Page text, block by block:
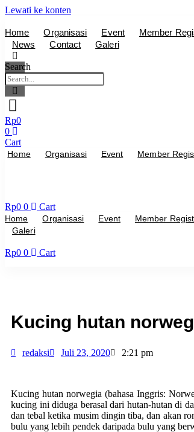
Lewati ke konten
Home Organisasi Event Member
News
Contact Galeri
Search
Rp0
0
Cart
Home Organisasi Event Member
Rp0 0 Cart
Home Organisasi Event Member
Galeri
Rp0 0 Cart
Kucing hutan
redaksi Juli 23, 2020 2:21 pm
Kucing hutan norwegia (bahasa Inggris:
kucing ini diduga berasal dari hutan-hutan di
dan tebal ketika musim dingin tiba, dan akan
bulu yang lebih pendek daripada bulu yang